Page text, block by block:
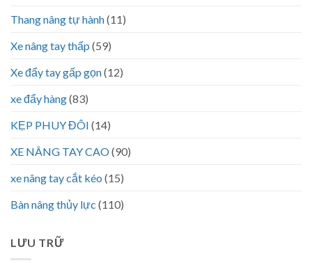
Thang nâng tự hành(11)
Xe nâng tay thấp (59)
Xe đẩy tay gấp gọn(12)
xe đẩy hàng(83)
KẸP PHUY ĐÔI (14)
XE NÂNG TAY CAO(90)
xe nâng tay cắt kéo (15)
Bàn nâng thủy lực (110)
LƯU TRỮ